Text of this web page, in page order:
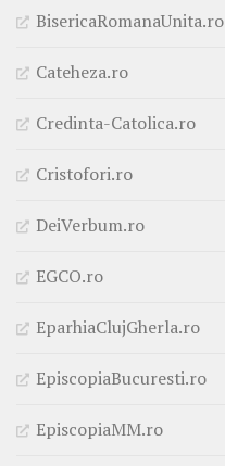
BisericaRomanaUnita.ro
Cateheza.ro
Credinta-Catolica.ro
Cristofori.ro
DeiVerbum.ro
EGCO.ro
EparhiaClujGherla.ro
EpiscopiaBucuresti.ro
EpiscopiaMM.ro